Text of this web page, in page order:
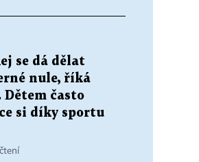
se dá dělat
nule, říká
Dětem často
si díky sportu